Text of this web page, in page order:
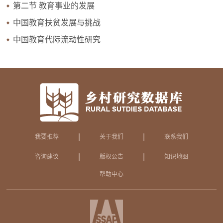
第二节 教育事业的发展
中国教育扶贫发展与挑战
中国教育代际流动性研究
我要推荐 关于我们 联系我们
咨询建议 版权公告 知识地图
帮助中心